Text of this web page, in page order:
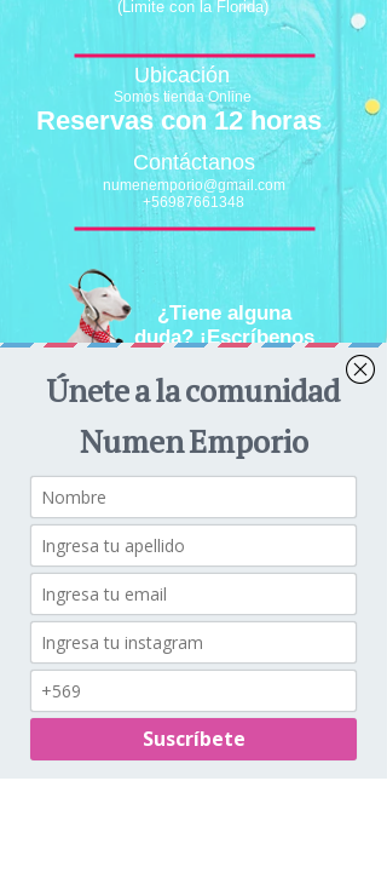
Somos tienda Online
Reservas con 12 horas
numenemporio@gmail.com
+56987661348
+56 9 87661348
¿Tiene alguna
duda? ¡Escríbenos
Ubicación
Contáctanos
(Limite con la Florida)
© 2025 by Numen Emporio.
Suscríbete y recibe Noticias sobre
Cuidados, Novedades y Descuentos
exclusivos para ti